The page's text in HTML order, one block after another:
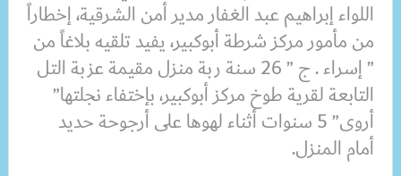
اللواء إبراهيم عبد الغفار مدير أمن الشرقية، إخطاراً
من مأمور مركز شرطة أبوكبير، يفيد تلقيه بلاغاً من
” إسراء . ج ” 26 سنة ربة منزل مقيمة عزبة التل
التابعة لقرية طوخ مركز أبوكبير، بإختفاء نجلتها”
أروى” 5 سنوات أثناء لهوها على أرجوحة حديد
أمام المنزل.